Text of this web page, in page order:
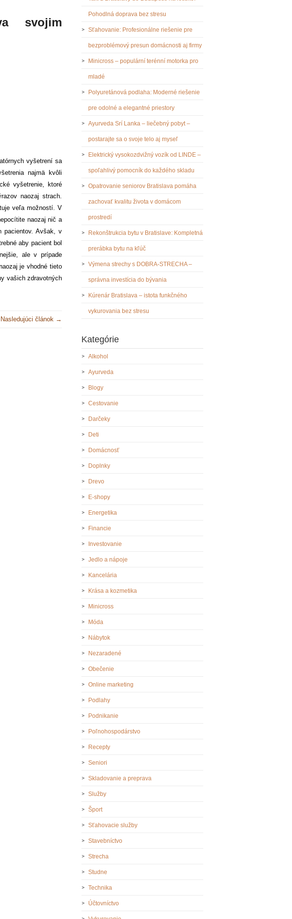
svojim
vyšetrení sa
najmä kvôli
vyšetrenie, ktoré
naozaj strach.
veľa možností. V
naozaj nič a
pacientov. Avšak, v
aby pacient bol
ale v prípade
je vhodné tieto
vašich zdravotných
Nasledujúci článok →
Pohodlná doprava bez stresu
Sťahovanie: Profesionálne riešenie pre
bezproblémový presun domácnosti aj firmy
Minicross – populární terénní motorka pro
mladé
Polyuretánová podlaha: Moderné riešenie
pre odolné a elegantné priestory
Ayurveda Srí Lanka – liečebný pobyt –
postarajte sa o svoje telo aj myseľ
Elektrický vysokozdvižný vozík od LINDE –
spoľahlivý pomocník do každého skladu
Opatrovanie seniorov Bratislava pomáha
zachovať kvalitu života v domácom
prostredí
Rekonštrukcia bytu v Bratislave: Kompletná
prerábka bytu na kľúč
Výmena strechy s DOBRA-STRECHA –
správna investícia do bývania
Kúrenár Bratislava – istota funkčného
vykurovania bez stresu
Kategórie
Alkohol
Ayurveda
Blogy
Cestovanie
Darčeky
Deti
Domácnosť
Doplnky
Drevo
E-shopy
Energetika
Financie
Investovanie
Jedlo a nápoje
Kancelária
Krása a kozmetika
Minicross
Móda
Nábytok
Nezaradené
Obečenie
Online marketing
Podlahy
Podnikanie
Poľnohospodárstvo
Recepty
Seniori
Skladovanie a preprava
Služby
Šport
Sťahovacie služby
Stavebníctvo
Strecha
Studne
Technika
Účtovníctvo